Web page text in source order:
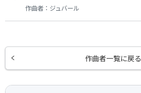
作曲者： ジュバール
作曲者一覧に戻る